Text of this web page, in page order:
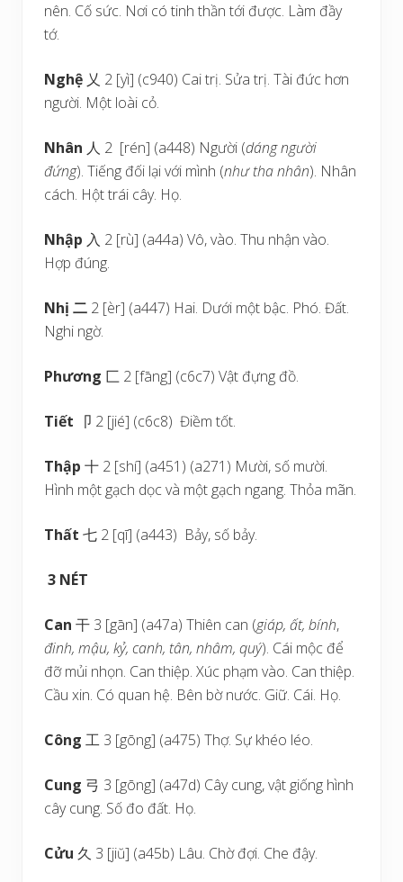
nên. Cố sức. Nơi có tinh thần tới được. Làm đầy
tớ.
Nghệ 乂 2 [yì] (c940) Cai trị. Sửa trị. Tài đức hơn
người. Một loài cỏ.
Nhân 人 2 [rén] (a448) Người (dáng người
đứng). Tiếng đối lại với mình (như tha nhân). Nhân
cách. Hột trái cây. Họ.
Nhập 入 2 [rù] (a44a) Vô, vào. Thu nhận vào.
Hợp đúng.
Nhị 二 2 [èr] (a447) Hai. Dưới một bậc. Phó. Đất.
Nghi ngờ.
Phương 匚 2 [fāng] (c6c7) Vật đựng đồ.
Tiết 卩 2 [jié] (c6c8) Điềm tốt.
Thập 十 2 [shí] (a451) (a271) Mười, số mười.
Hình một gạch dọc và một gạch ngang. Thỏa mãn.
Thất 七 2 [qī] (a443) Bảy, số bảy.
3 NÉT
Can 干 3 [gān] (a47a) Thiên can (giáp, ất, bính,
đinh, mậu, kỷ, canh, tân, nhâm, quý). Cái mộc để
đỡ mủi nhọn. Can thiệp. Xúc phạm vào. Can thiệp.
Cầu xin. Có quan hệ. Bên bờ nước. Giữ. Cái. Họ.
Công 工 3 [gōng] (a475) Thợ. Sự khéo léo.
Cung 弓 3 [gōng] (a47d) Cây cung, vật giống hình
cây cung. Số đo đất. Họ.
Cửu 久 3 [jiŭ] (a45b) Lâu. Chờ đợi. Che đậy.